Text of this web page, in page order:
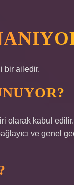
bir ailedir.
olarak kabul
ve genel